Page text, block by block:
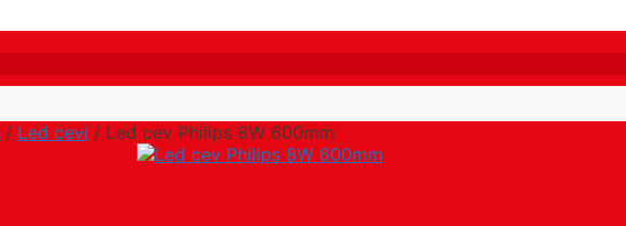
/ Led cevi / Led cev Philips 8W 600mm